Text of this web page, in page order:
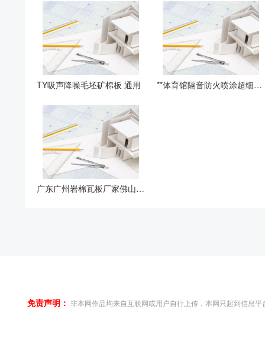
TY吸声降噪毛坯矿棉板 通用 **体育馆隔音防火喷涂超细无机喷涂纤维棉 万景
广东广州岩棉瓦板厂家佛山岩棉瓦板厂家批发 三大
免责声明： 非本网作品均来自互联网或用户自行上传，本网只起到信息